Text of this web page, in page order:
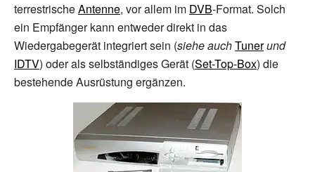
terrestrischeAntenne, vor allem im DVB-Format. Solch
ein Empfänger kann entweder direkt in das
Wiedergabegerät integriert sein (siehe auchTunerund
IDTV) oder als selbständiges Gerät (Set-Top-Box) die
bestehende Ausrüstung ergänzen.